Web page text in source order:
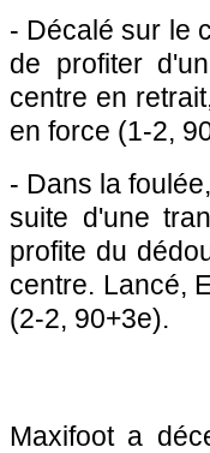
- Décalé sur le
de profiter
centre en
en force (1-2,
- Dans la
suite d'une
profite du
centre. Lancé,
(2-2, 90+3e).
Maxifoot a